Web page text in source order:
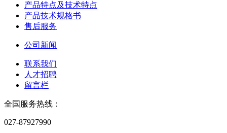
产品特点及技术特点
产品技术规格书
售后服务
公司新闻
联系我们
人才招聘
留言栏
全国服务热线：
027-87927990